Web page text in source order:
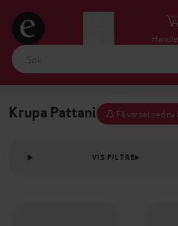
Krupa Pattani Få varsel ved
VIS FILTRE